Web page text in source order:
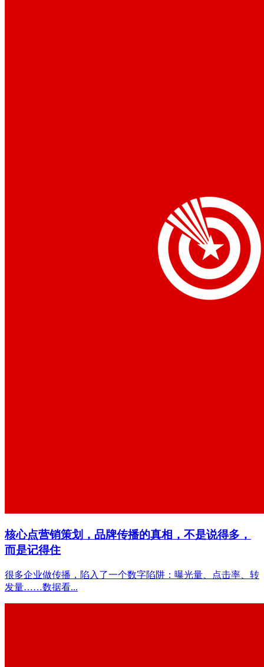
核心点营销策划，品牌传播的真相，不是说得多，
而是记得住
很多企业做传播，陷入了一个数字陷阱：曝光量、点击率、转
发量……数据看...